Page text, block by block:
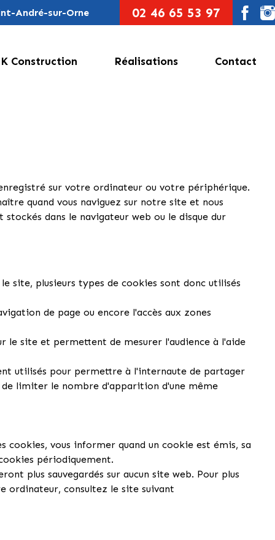
André-sur-Orne 02 46 65 53 97
Construction Réalisations Contact
sur votre ordinateur ou votre périphérique.
quand vous naviguez sur notre site et nous
dans le navigateur web ou le disque dur
site, plusieurs types de cookies sont donc utilisés
de page ou encore l'accès aux zones
le site et permettent de mesurer l'audience à l'aide
utilisés pour permettre à l'internaute de partager
limiter le nombre d'apparition d'une même
cookies, vous informer quand un cookie est émis, sa
périodiquement.
plus sauvegardés sur aucun site web. Pour plus
ordinateur, consultez le site suivant